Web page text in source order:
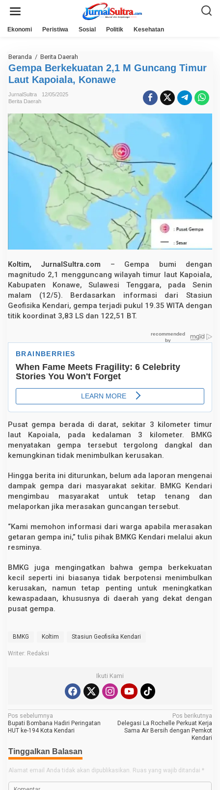
Ekonomi Peristiwa Sosial Politik Kesehatan
Beranda / Berita Daerah
e
m
p
k
e
k
t
a
n
,
1
M
c
n
g
i
u
r
L
a
u
t
o
l
a
,
K
o
n
a
e
Gempa Berkekuatan 2,1 M Guncang Timur
Laut Kapoiala, Konawe
JurnalSultra
12/05/2025
Berita Daerah
Koltim, JurnalSultra.com – Gempa bumi dengan
magnitudo 2,1 mengguncang wilayah timur laut Kapoiala,
Kabupaten Konawe, Sulawesi Tenggara, pada Senin
malam (12/5). Berdasarkan informasi dari Stasiun
Geofisika Kendari, gempa terjadi pukul 19.35 WITA dengan
titik koordinat 3,83 LS dan 122,51 BT.
Pusat gempa berada di darat, sekitar 3 kilometer timur
laut Kapoiala, pada kedalaman 3 kilometer. BMKG
menyatakan gempa tersebut tergolong dangkal dan
kemungkinan tidak menimbulkan kerusakan.
Hingga berita ini diturunkan, belum ada laporan mengenai
dampak gempa dari masyarakat sekitar. BMKG Kendari
mengimbau masyarakat untuk tetap tenang dan
melaporkan jika merasakan guncangan tersebut.
“Kami memohon informasi dari warga apabila merasakan
getaran gempa ini,” tulis pihak BMKG Kendari melalui akun
resminya.
BMKG juga mengingatkan bahwa gempa berkekuatan
kecil seperti ini biasanya tidak berpotensi menimbulkan
kerusakan, namun tetap penting untuk meningkatkan
kewaspadaan, khususnya di daerah yang dekat dengan
pusat gempa.
BMKG Koltim Stasiun Geofisika Kendari
Writer: Redaksi
Ikuti Kami
N
a
i
g
a
Pos sebelumnya
Bupati Bombana Hadiri Peringatan
HUT ke-194 Kota Kendari
Pos berikutnya
Delegasi La Rochelle Perkuat Kerja
Sama Air Bersih dengan Pemkot
Kendari
Tinggalkan Balasan
Alamat email Anda tidak akan dipublikasikan. Ruas yang wajib ditandai *